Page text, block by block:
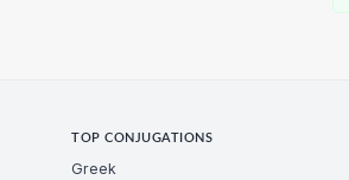
TOP CONJUGATIONS
Greek